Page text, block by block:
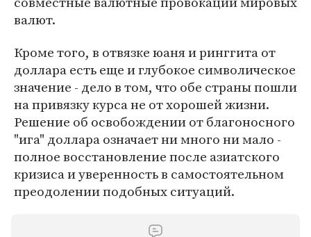
валют.
Кроме того, в отвязке юаня и ринггита от
доллара есть еще и глубокое символическое
значение - дело в том, что обе страны пошли
на привязку курса не от хорошей жизни.
Решение об освобождении от благоносного
"ига" доллара означает ни много ни мало -
полное восстановление после азиатского
кризиса и уверенность в самостоятельном
преодолении подобных ситуаций.